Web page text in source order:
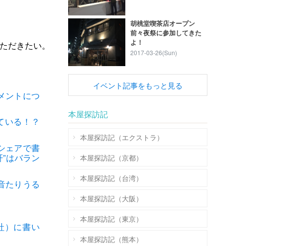
きたい。
ントにつ
いる！？
ェアで書
はバラン
たりうる
）に書い
胡桃堂喫茶店オープン
前々夜祭に参加してきた
よ！
2017-03-26(Sun)
イベント記事をもっと見る
本屋探訪記
本屋探訪記（エクストラ）
本屋探訪記（京都）
本屋探訪記（台湾）
本屋探訪記（大阪）
本屋探訪記（東京）
本屋探訪記（熊本）